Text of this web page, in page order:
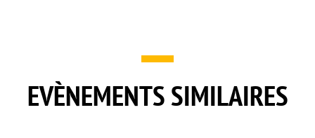
EVÈNEMENTS SIMILAIRES